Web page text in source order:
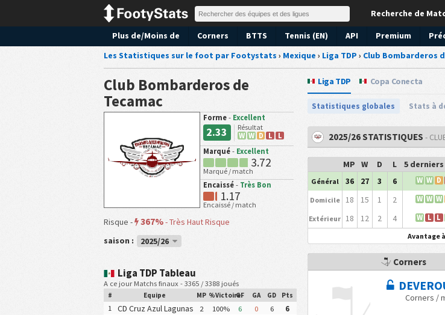
Recherche de
Plus de/Moins de Corners BTTS Tennis (EN) API Premium
Les Statistiques sur le foot par Footystats › Mexique › Liga TDP › Club Bombarderos
Club Bombarderos de
Tecamac
Forme - Excellent
2.33
Résultat
W W D L
L
Marqué - Excellent
3.72
Marqué / match
Encaissé - Très Bon
1.17
Encaissé / match
Risque - 367%-Très Haut Risque
saison :
2025/26
Liga TDP Tableau
A ce jour Matchs finaux - 3365 / 3388 joués
# Equipe MP %VictoireGF GA GD Pts
1 CD Cruz Azul Lagunas 2 100% 6 0 6
6
Liga TDP Copa Conecta
Statistiques globales Stats à
2025/26 STATISTIQUES -
MP W D L 5
Général 36 27 3 6 W W D
Domicile 18 15 1 2 W W W
Extérieur 18 12 2 4 W L L
Avantage
Corners
Corners /